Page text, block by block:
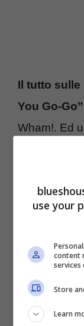
Il tutto sulle
You Go-Go”
Wham!. Ed
interpretate
Michael. Il
ed Irakli.
Ed in tanti
sulla pista
anche nella
farsi vedere
per il suo
use your
content
services
Store
Learn